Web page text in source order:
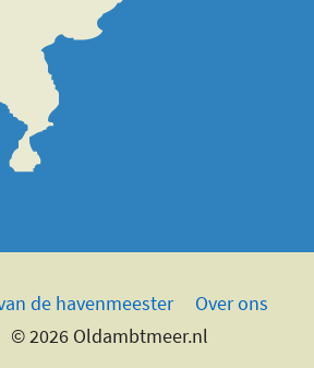
de havenmeester
Over ons
© 2026 Oldambtmeer.nl